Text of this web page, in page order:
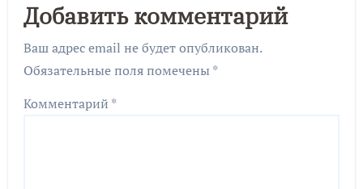
Добавить комментарий
Ваш адрес email не будет опубликован.
Обязательные поля помечены *
Комментарий *